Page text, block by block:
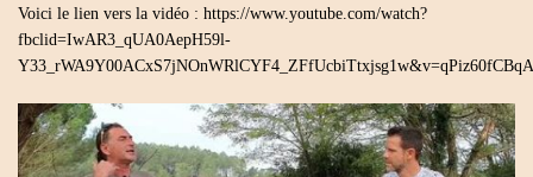
Voici le lien vers la vidéo : https://www.youtube.com/watch?
fbclid=IwAR3_qUA0AepH59l-